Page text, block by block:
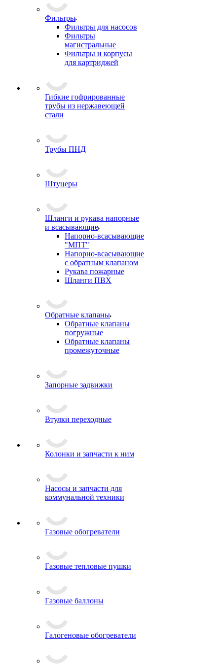
Фильтры
Фильтры для насосов
Фильтры
магистральные
Фильтры и корпусы
для картриджей
Гибкие гофрированные
трубы из нержавеющей
стали
Трубы ПНД
Штуцеры
Шланги и рукава напорные
и всасывающие
Напорно-всасывающие
"МПТ"
Напорно-всасывающие
с обратным клапаном
Рукава пожарные
Шланги ПВХ
Обратные клапаны
Обратные клапаны
погружные
Обратные клапаны
промежуточные
Запорные задвижки
Втулки переходные
Колонки и запчасти к ним
Насосы и запчасти для
коммунальной техники
Газовые обогреватели
Газовые тепловые пушки
Газовые баллоны
Галогеновые обогреватели